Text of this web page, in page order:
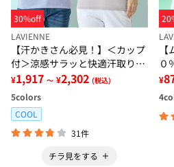
30%off
LAVIENNE
【汗かきさん必見！】＜カップ
付＞涼感サラッと快適汗取りタ
ンクトップインナー＜さらりラ
ボ＞
¥1,917 ～ ¥2,302 (税込)
5colors
COOL
31件
チラ見をする
０
ー
¥
4